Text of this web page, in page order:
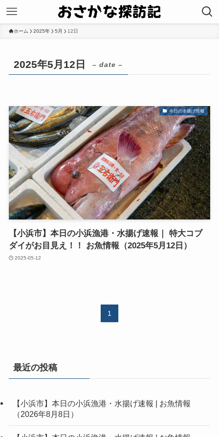
ホーム 2025年 5月 12日
2025年5月12日 – date –
今日の水揚げ情報
【小浜市】本日の小浜漁港・水揚げ速報｜ 特大コブ
ダイがお目見え！！ お魚情報（2025年5月12日）
2025-05-12
1
最近の投稿
【小浜市】本日の小浜漁港・水揚げ速報 | お魚情報
（2026年8月8日）